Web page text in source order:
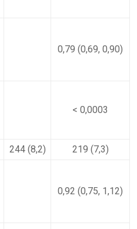
0,79 (0,69, 0,90)
< 0,0003
244 (8,2)
219 (7,3)
0,92 (0,75, 1,12)